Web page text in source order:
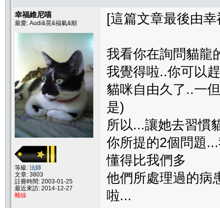
幸福維尼喵
最愛: Audi&晃&福氣&順
等級: 法師
文章: 3803
註冊時間: 2003-01-25
最近來訪: 2014-12-27
離線
[這篇文章最後由
我看你在詢問貓龍
我覺得啦..你可以
貓咪自由久了..一
是)
所以...讓她去習慣
你所提的2個問題
懂得比我們多
他們所處理過的病
啦...